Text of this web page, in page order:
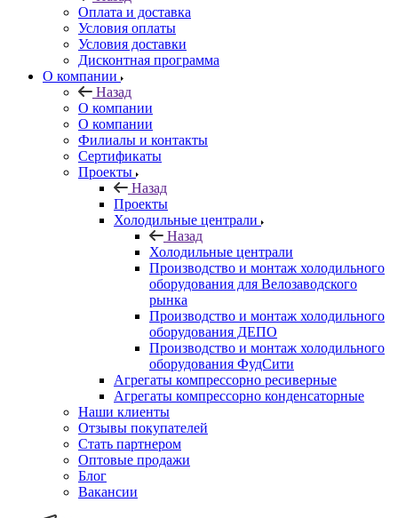
Оплата и доставка
Условия оплаты
Условия доставки
Дисконтная программа
О компании
Назад
О компании
О компании
Филиалы и контакты
Сертификаты
Проекты
Назад
Проекты
Холодильные централи
Назад
Холодильные централи
Производство и монтаж холодильного
оборудования для Велозаводского
рынка
Производство и монтаж холодильного
оборудования ДЕПО
Производство и монтаж холодильного
оборудования ФудСити
Агрегаты компрессорно ресиверные
Агрегаты компрессорно конденсаторные
Наши клиенты
Отзывы покупателей
Стать партнером
Оптовые продажи
Блог
Вакансии